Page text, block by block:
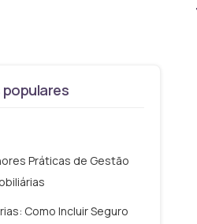
Práticas de Gestão
Como Incluir Seguro